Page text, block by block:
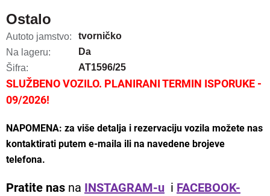
Ostalo
Autoto jamstvo:
tvorničko
Na lageru:
Da
Šifra:
AT1596/25
SLUŽBENO VOZILO. PLANIRANI TERMIN ISPORUKE -
09/2026!
NAPOMENA: za više detalja i rezervaciju vozila možete nas
kontaktirati putem e-maila ili na navedene brojeve
telefona.
Pratite nas na INSTAGRAM-u i FACEBOOK-